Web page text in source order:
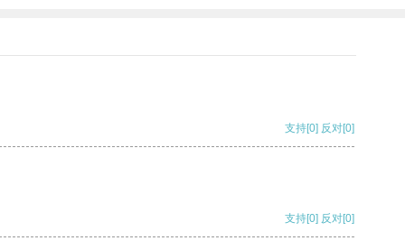
支持[0] 反对[0]
支持[0] 反对[0]